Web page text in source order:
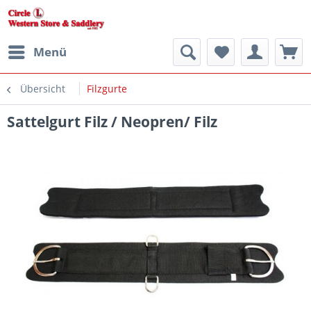
Menü
Übersicht Filzgurte
Sattelgurt Filz / Neopren/ Filz